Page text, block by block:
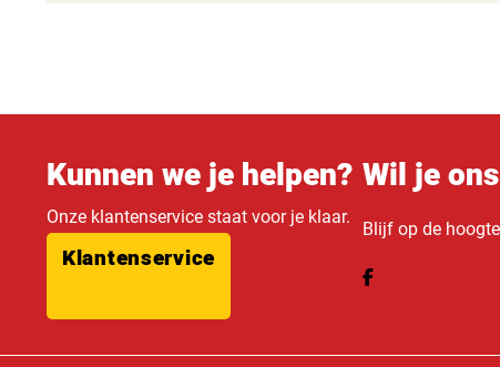
Kunnen we je helpen?
Onze klantenservice staat voor je klaar.
Klantenservice
Wil je
Blijf op de